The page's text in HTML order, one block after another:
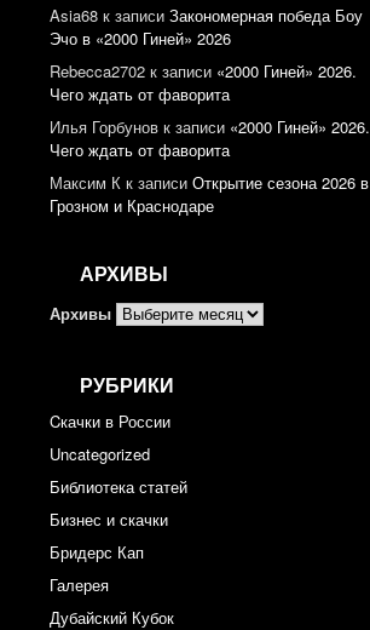
Asia68 к записи Закономерная победа Боу
Эчо в «2000 Гиней» 2026
Rebecca2702 к записи «2000 Гиней» 2026.
Чего ждать от фаворита
Илья Горбунов к записи «2000 Гиней» 2026.
Чего ждать от фаворита
Максим К к записи Открытие сезона 2026 в
Грозном и Краснодаре
АРХИВЫ
Архивы
РУБРИКИ
Cкачки в России
Uncategorized
Библиотека статей
Бизнес и скачки
Бридерс Кап
Галерея
Дубайский Кубок